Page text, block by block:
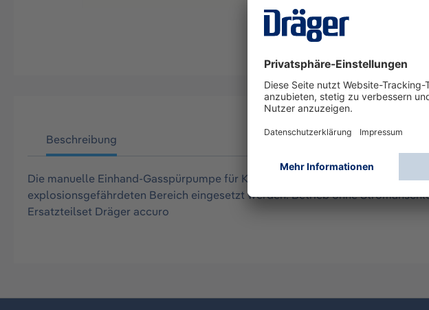
Beschreibung
Die manuelle Einhand-Gasspürpumpe für Kurzzeitmessungen eignet sich
explosionsgefährdeten Bereich eingesetzt werden. Betrieb ohne
Ersatzteilset Dräger accuro